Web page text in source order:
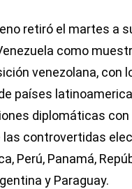
retiró el martes a
como
venezolana, con
países
diplomáticas con
las controvertidas
Perú, Panamá,
y Paraguay.